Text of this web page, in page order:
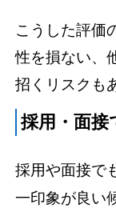
こうした評価
性を損ない、
招くリスクも
採用・面接
採用や面接で
一印象が良い